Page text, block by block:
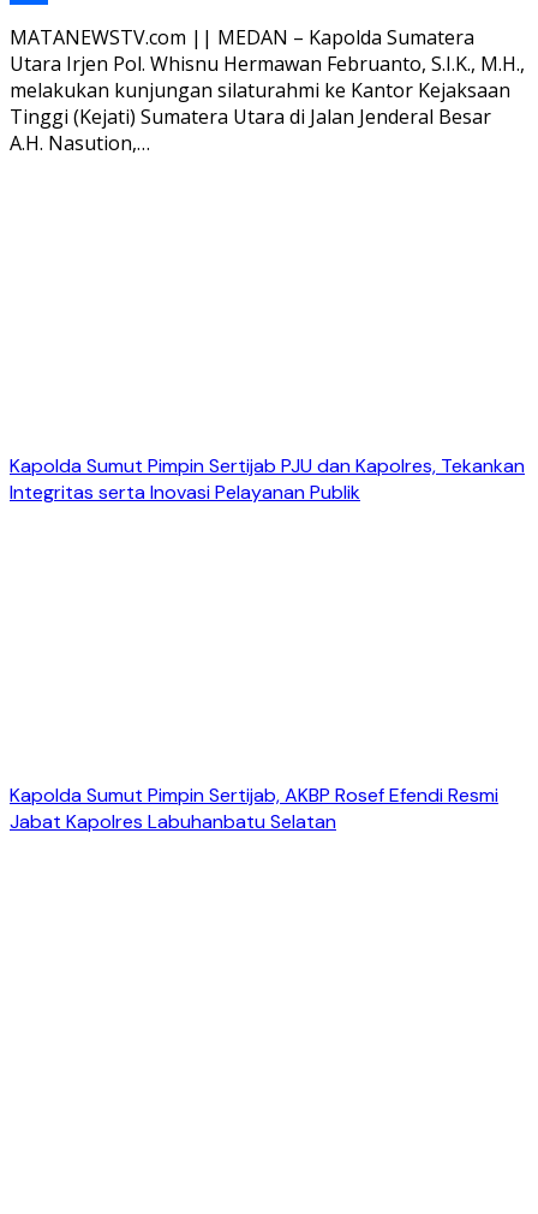
Share
MATANEWSTV.com || MEDAN – Kapolda Sumatera
Utara Irjen Pol. Whisnu Hermawan Februanto, S.I.K., M.H.,
melakukan kunjungan silaturahmi ke Kantor Kejaksaan
Tinggi (Kejati) Sumatera Utara di Jalan Jenderal Besar
A.H. Nasution,…
Kapolda Sumut Pimpin Sertijab PJU dan Kapolres, Tekankan
Integritas serta Inovasi Pelayanan Publik
Kapolda Sumut Pimpin Sertijab, AKBP Rosef Efendi Resmi
Jabat Kapolres Labuhanbatu Selatan